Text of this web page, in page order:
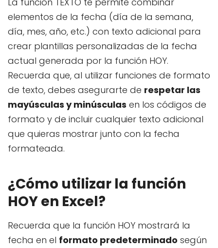
elementos de la fecha (día de la semana,
día, mes, año, etc.) con texto adicional para
crear plantillas personalizadas de la fecha
actual generada por la función HOY.
Recuerda que, al utilizar funciones de formato
de texto, debes asegurarte de respetar las
mayúsculas y minúsculas en los códigos de
formato y de incluir cualquier texto adicional
que quieras mostrar junto con la fecha
formateada.
¿Cómo utilizar la función
HOY en Excel?
Recuerda que la función HOY mostrará la
fecha en el formato predeterminado según